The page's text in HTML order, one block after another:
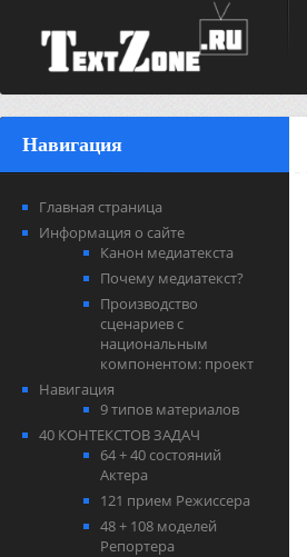
Навигация
Главная страница
Информация о сайте
Канон медиатекста
Почему медиатекст?
Производство
сценариев с
национальным
компонентом: проект
Навигация
9 типов материалов
40 КОНТЕКСТОВ ЗАДАЧ
64 + 40 состояний
Актера
121 прием Режиссера
48 + 108 моделей
Репортера